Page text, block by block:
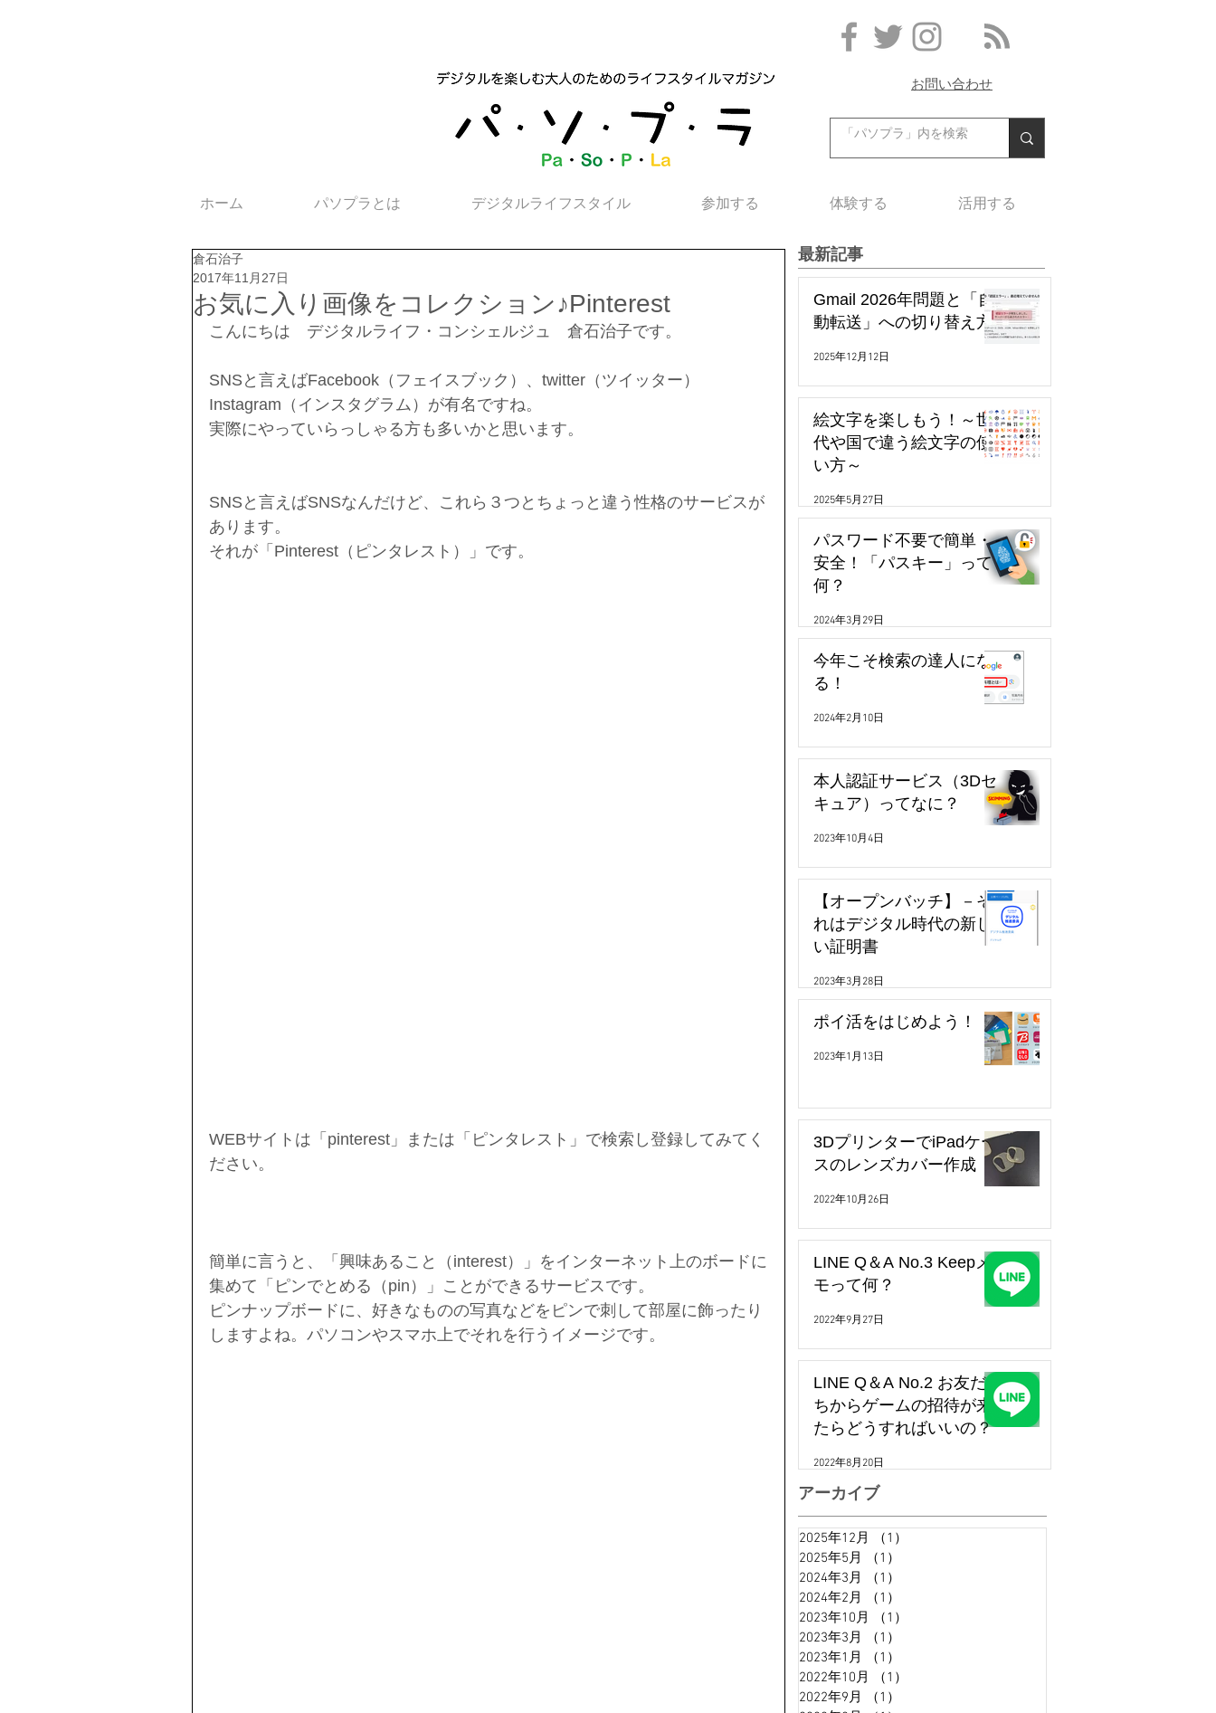
お問い合わせ
ホーム パソプラとは デジタルライフスタイル 参加する 体験する 活用する
お気に入り画像をコレクション♪Pinterest
倉石治子
2017年11月27日
こんにちは　デジタルライフ・コンシェルジュ　倉石治子です。
SNSと言えばFacebook（フェイスブック）、twitter（ツイッター）
Instagram（インスタグラム）が有名ですね。
実際にやっていらっしゃる方も多いかと思います。
SNSと言えばSNSなんだけど、これら３つとちょっと違う性格のサービスが
あります。
それが「Pinterest（ピンタレスト）」です。
WEBサイトは「pinterest」または「ピンタレスト」で検索し登録してみてく
ださい。
簡単に言うと、「興味あること（interest）」をインターネット上のボードに
集めて「ピンでとめる（pin）」ことができるサービスです。
ピンナップボードに、好きなものの写真などをピンで刺して部屋に飾ったり
しますよね。パソコンやスマホ上でそれを行うイメージです。
最新記事
Gmail 2026年問題と「自
動転送」への切り替え方
2025年12月12日
絵文字を楽しもう！～世
代や国で違う絵文字の使
い方～
2025年5月27日
パスワード不要で簡単・
安全！「パスキー」って
何？
2024年3月29日
今年こそ検索の達人にな
る！
2024年2月10日
本人認証サービス（3Dセ
キュア）ってなに？
2023年10月4日
【オープンバッチ】－そ
れはデジタル時代の新し
い証明書
2023年3月28日
ポイ活をはじめよう！
2023年1月13日
3DプリンターでiPadケー
スのレンズカバー作成
2022年10月26日
LINE Q＆A No.3 Keepメ
モって何？
2022年9月27日
LINE Q＆A No.2 お友だ
ちからゲームの招待が来
たらどうすればいいの？
2022年8月20日
アーカイブ
2025年12月 （1）
2025年5月
（1）
2024年3月
（1）
2024年2月
（1）
2023年10月
（1）
2023年3月
（1）
2023年1月
（1）
2022年10月
（1）
2022年9月
（1）